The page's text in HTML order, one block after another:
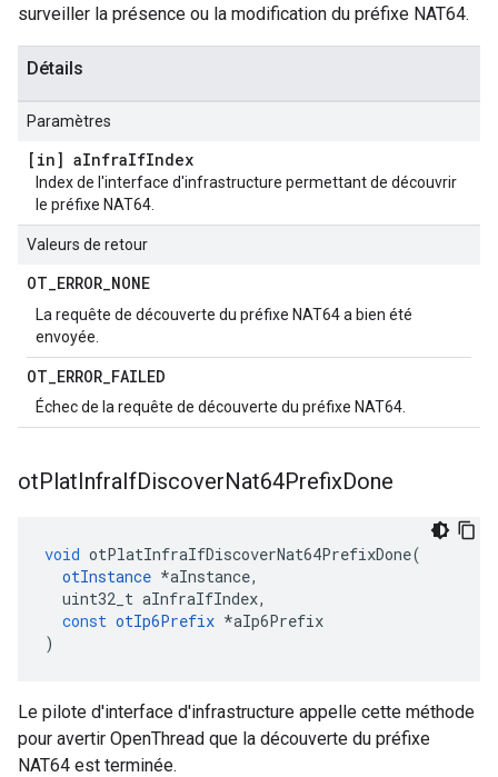
surveiller la présence ou la modification du préfixe NAT64.
Détails
Paramètres
[in] aInfraIfIndex
Index de l'interface d'infrastructure permettant de découvrir
le préfixe NAT64.
Valeurs de retour
OT_ERROR_NONE
La requête de découverte du préfixe NAT64 a bien été
envoyée.
OT_ERROR_FAILED
Échec de la requête de découverte du préfixe NAT64.
otPlatInfraIfDiscoverNat64PrefixDone
void otPlatInfraIfDiscoverNat64PrefixDone(
otInstance *aInstance,
uint32_t aInfraIfIndex,
const otIp6Prefix *aIp6Prefix
)
Le pilote d'interface d'infrastructure appelle cette méthode
pour avertir OpenThread que la découverte du préfixe
NAT64 est terminée.